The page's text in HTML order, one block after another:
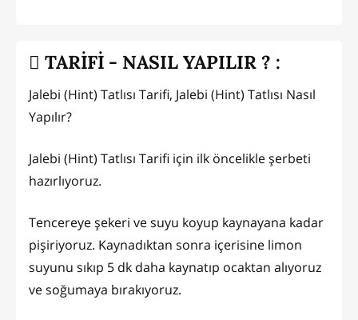
TARİFİ - NASIL YAPILIR ? :
Jalebi (Hint) Tatlısı Tarifi, Jalebi (Hint) Tatlısı Nasıl
Yapılır?
Jalebi (Hint) Tatlısı Tarifi için ilk öncelikle şerbeti
hazırlıyoruz.
Tencereye şekeri ve suyu koyup kaynayana kadar
pişiriyoruz. Kaynadıktan sonra içerisine limon
suyunu sıkıp 5 dk daha kaynatıp ocaktan alıyoruz
ve soğumaya bırakıyoruz.